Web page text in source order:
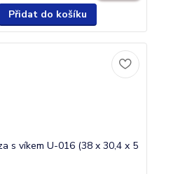
Přidat do košíku